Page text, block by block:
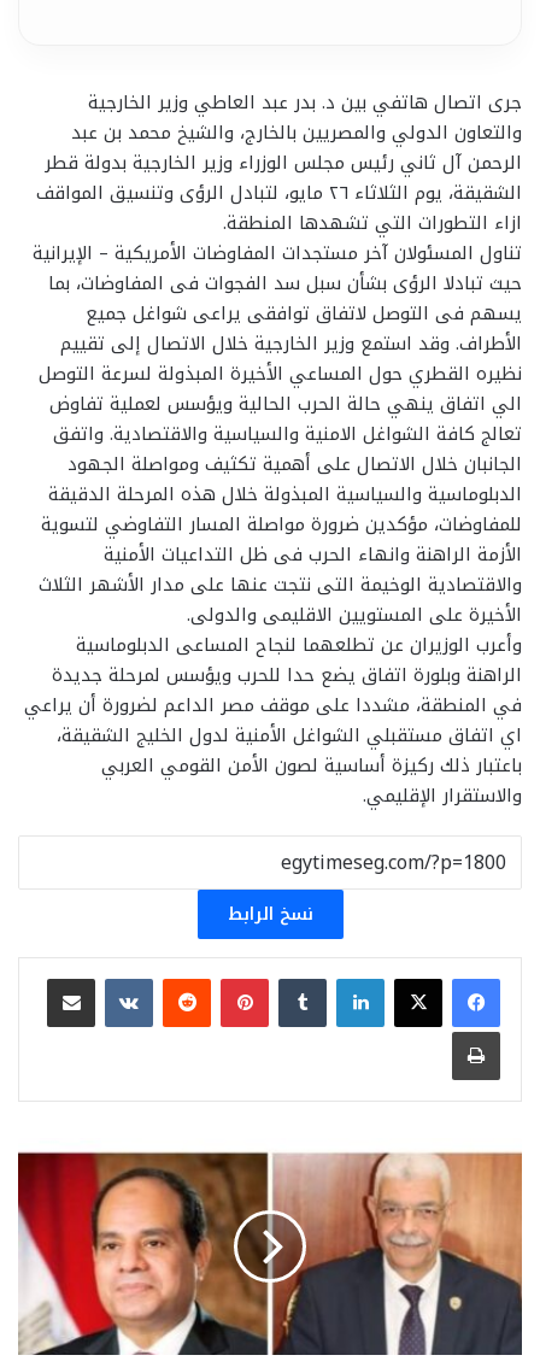
جرى اتصال هاتفي بين د. بدر عبد العاطي وزير الخارجية
والتعاون الدولي والمصريين بالخارج، والشيخ محمد بن عبد
الرحمن آل ثاني رئيس مجلس الوزراء وزير الخارجية بدولة قطر
الشقيقة، يوم الثلاثاء ٢٦ مايو، لتبادل الرؤى وتنسيق المواقف
ازاء التطورات التي تشهدها المنطقة.
تناول المسئولان آخر مستجدات المفاوضات الأمريكية – الإيرانية
حيث تبادلا الرؤى بشأن سبل سد الفجوات فى المفاوضات، بما
يسهم فى التوصل لاتفاق توافقى يراعى شواغل جميع
الأطراف. وقد استمع وزير الخارجية خلال الاتصال إلى تقييم
نظيره القطري حول المساعي الأخيرة المبذولة لسرعة التوصل
الي اتفاق ينهي حالة الحرب الحالية ويؤسس لعملية تفاوض
تعالج كافة الشواغل الامنية والسياسية والاقتصادية. واتفق
الجانبان خلال الاتصال على أهمية تكثيف ومواصلة الجهود
الدبلوماسية والسياسية المبذولة خلال هذه المرحلة الدقيقة
للمفاوضات، مؤكدين ضرورة مواصلة المسار التفاوضي لتسوية
الأزمة الراهنة وانهاء الحرب فى ظل التداعيات الأمنية
والاقتصادية الوخيمة التى نتجت عنها على مدار الأشهر الثلاث
الأخيرة على المستويين الاقليمى والدولى.
وأعرب الوزيران عن تطلعهما لنجاح المساعى الدبلوماسية
الراهنة وبلورة اتفاق يضع حدا للحرب ويؤسس لمرحلة جديدة
في المنطقة، مشددا على موقف مصر الداعم لضرورة أن يراعي
اي اتفاق مستقبلي الشواغل الأمنية لدول الخليج الشقيقة،
باعتبار ذلك ركيزة أساسية لصون الأمن القومي العربي
والاستقرار الإقليمي.
نسخ الرابط
لينكدإن بينتيريست
مشاركة عبر البريد
طباعة
رئيس
الرئيس
السيسي
والشعب
بعيد